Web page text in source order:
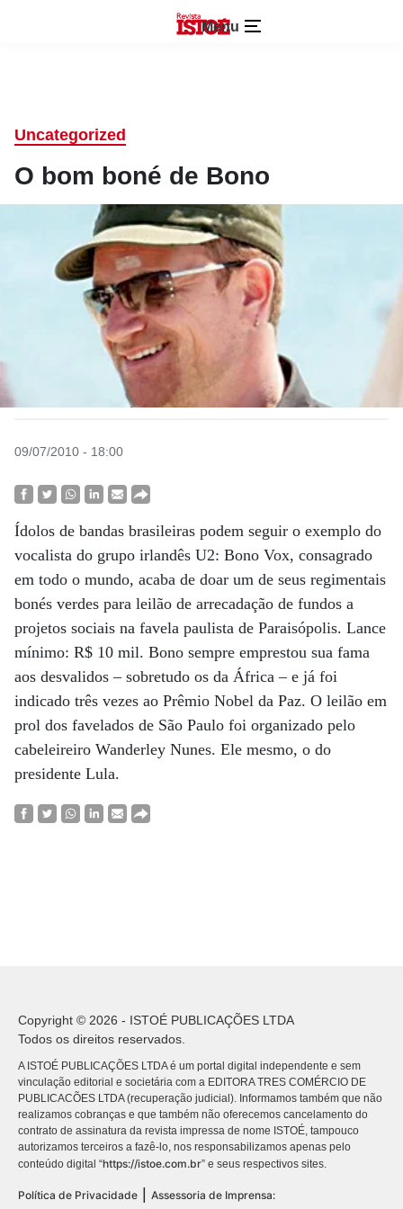
Menu
Uncategorized
O bom boné de Bono
09/07/2010 - 18:00
Ídolos de bandas brasileiras podem seguir o exemplo do
vocalista do grupo irlandês U2: Bono Vox, consagrado
em todo o mundo, acaba de doar um de seus regimentais
bonés verdes para leilão de arrecadação de fundos a
projetos sociais na favela paulista de Paraisópolis. Lance
mínimo: R$ 10 mil. Bono sempre emprestou sua fama
aos desvalidos – sobretudo os da África – e já foi
indicado três vezes ao Prêmio Nobel da Paz. O leilão em
prol dos favelados de São Paulo foi organizado pelo
cabeleireiro Wanderley Nunes. Ele mesmo, o do
presidente Lula.
Copyright © 2026 - ISTOÉ PUBLICAÇÕES LTDA
Todos os direitos reservados.
A ISTOÉ PUBLICAÇÕES LTDA é um portal digital independente e sem
vinculação editorial e societária com a EDITORA TRES COMÉRCIO DE
PUBLICACÕES LTDA (recuperação judicial). Informamos também que não
realizamos cobranças e que também não oferecemos cancelamento do
contrato de assinatura da revista impressa de nome ISTOÉ, tampouco
autorizamos terceiros a fazê-lo, nos responsabilizamos apenas pelo
conteúdo digital “https://istoe.com.br” e seus respectivos sites.
Política de Privacidade Assessoria de Imprensa: